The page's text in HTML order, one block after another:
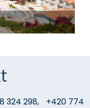
324 298,
+420 774